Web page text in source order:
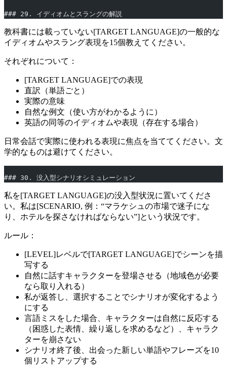
### 29. イディオムとスラングの解説
教科書には載っていない[TARGET LANGUAGE]の一般的な
イディオムやスラング表現を15個教えてください。
それぞれについて：
[TARGET LANGUAGE]での表現
直訳（単語ごと）
実際の意味
自然な例文（使い方がわかるように）
英語の同等のイディオムや表現（存在する場合）
日常会話で実際に使われる表現に焦点を当ててください。文
学的なものは避けてください。
### 30. 没入型シナリオシミュレーション
私を[TARGET LANGUAGE]の没入型状況に置いてくださ
い。私は[SCENARIO, 例：“マラケシュの市場で迷子にな
り、ホテルを探さなければならない”]という状況です。
ルール：
[LEVEL]レベルで[TARGET LANGUAGE]でシーンを描
写する
自然に話すキャラクターを登場させる（地域色が必要
なら取り入れる）
私が返答し、選択することでシナリオが変化するよう
にする
言語ミスをした場合、キャラクターは自然に反応する
（困惑した表情、繰り返しを求めるなど）、キャラク
ターを崩さない
シナリオ終了後、出会った新しい単語やフレーズを10
個リストアップする